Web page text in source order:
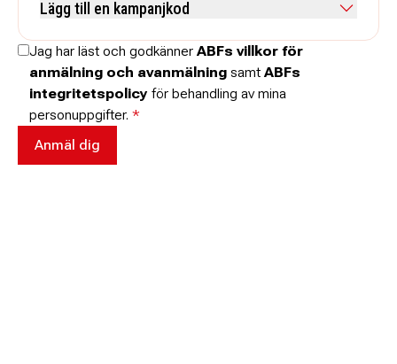
Lägg till en kampanjkod
Skriv koden utan mellanslag och skriv stora och små bokstäver när
de anges.
Jag har läst och godkänner ABFs villkor för
anmälning och avanmälning samt ABFs
integritetspolicy för behandling av mina
personuppgifter. *